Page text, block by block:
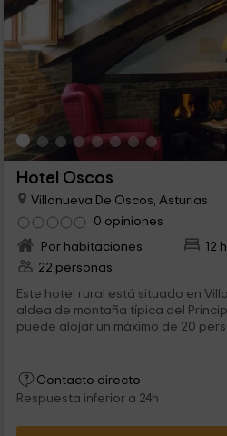
Hotel Oscos
Villanueva De Oscos, Asturias
0 opiniones
Por habitaciones
12
22 personas
Este hotel rural está situado en
aldea de montaña típica del
puede alojar un máximo de 20
Contacto directo
Respuesta inferior a 24h